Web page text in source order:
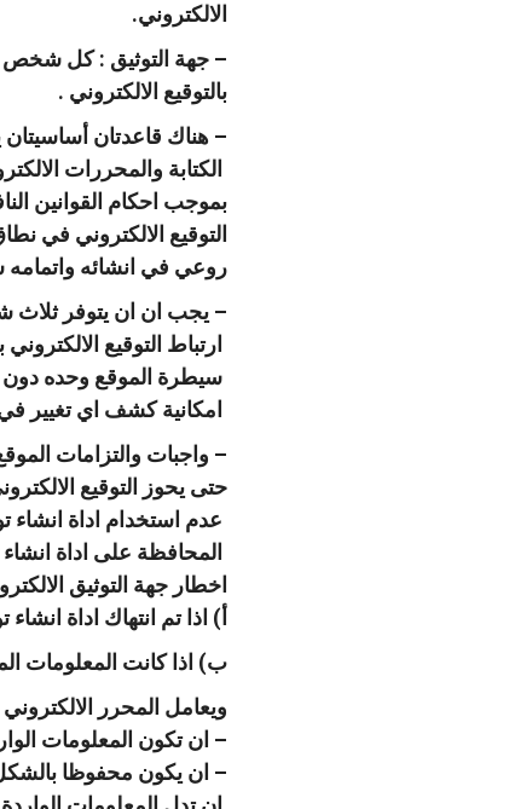
الالكتروني.
– جهة التوثيق : كل شخص
بالتوقيع الالكتروني .
– هناك قاعدتان أساسيتان
الكتابة والمحررات
بموجب احكام القوانين
التوقيع الالكتروني في
روعي في انشائه
– يجب ان ان يتوفر ثلاث
ارتباط التوقيع
سيطرة الموقع وحده دون
امكانية كشف اي تغيير في
– واجبات والتزامات
حتى يحوز التوقيع
عدم استخدام اداة انشاء
المحافظة على اداة انشاء
اخطار جهة التوثيق
أ) اذا تم انتهاك اداة انشاء
ب) اذا كانت المعلومات
ويعامل المحرر
– ان تكون المعلومات
– ان يكون محفوظا